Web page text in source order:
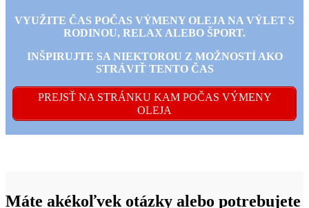
VYUŽITE ČAS POČAS VÝMENY OLEJA NA VÝLET S
RODINOU, RELAX ALEBO ŠPORT.
INŠPIRUJTE SA NIEKTOROU Z MOŽNOSTÍ AKO
STRÁVIŤ TENTO ČAS
PREJSŤ NA STRÁNKU KAM POČAS VÝMENY
OLEJA
Máte akékoľvek otázky alebo potrebujete